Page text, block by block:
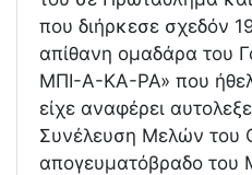
που διήρκεσε σχεδόν
απίθανη ομαδάρα του
ΜΠΙ-Α-ΚΑ-ΡΑ» που
είχε αναφέρει
Συνέλευση Μελών του
απογευματόβραδο του